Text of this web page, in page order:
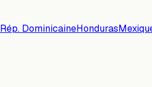
Rép. DominicaineHonduras